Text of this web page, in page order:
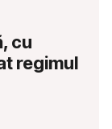
cu
regimul